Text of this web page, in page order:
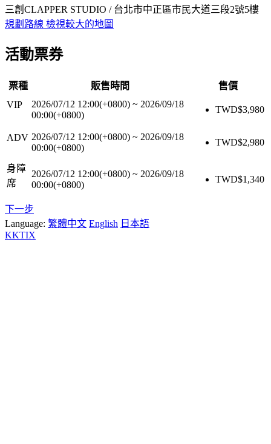
三創CLAPPER STUDIO / 台北市中正區市民大道三段2號5樓
規劃路線 檢視較大的地圖
活動票券
票種 販售時間
售價
VIP
2026/07/12 12:00(+0800) ~ 2026/09/18
00:00(+0800)
TWD$3,980
ADV 2026/07/12 12:00(+0800) ~ 2026/09/18
00:00(+0800)
TWD$2,980
身障
席
2026/07/12 12:00(+0800) ~ 2026/09/18
00:00(+0800)
TWD$1,340
下一步
Language: 繁體中文 English 日本語
KKTIX